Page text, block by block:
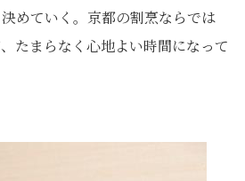
めていく。京都の割烹ならでは
たまらなく心地よい時間になって